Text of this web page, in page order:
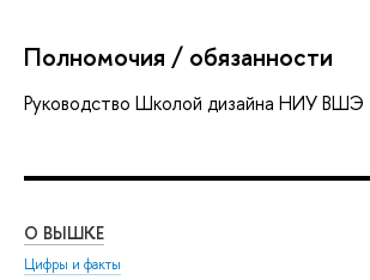
Полномочия / обязанности
Руководство Школой дизайна НИУ ВШЭ
О ВЫШКЕ
Цифры и факты